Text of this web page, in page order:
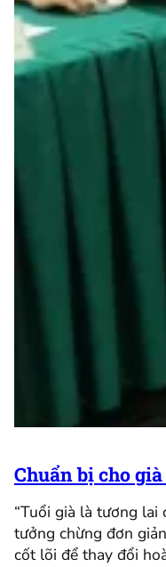
Chuẩn bị cho
“Tuổi già là tương
tưởng chừng đơn
cốt lõi để thay đổi